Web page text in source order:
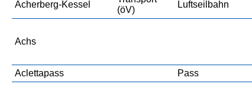
Acherberg-Kessel
(öV)
Luftseilbahn
Achs
Aclettapass Pass